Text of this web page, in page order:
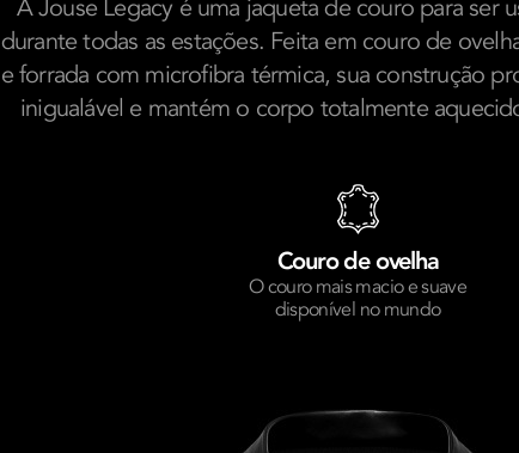
A Jouse Legacy é uma jaqueta de couro para ser
durante todas as estações. Feita em couro de
e forrada com microfibra térmica, sua construção
inigualável e mantém o corpo totalmente
Couro de ovelha
O couro mais macio e suave
disponível no mundo